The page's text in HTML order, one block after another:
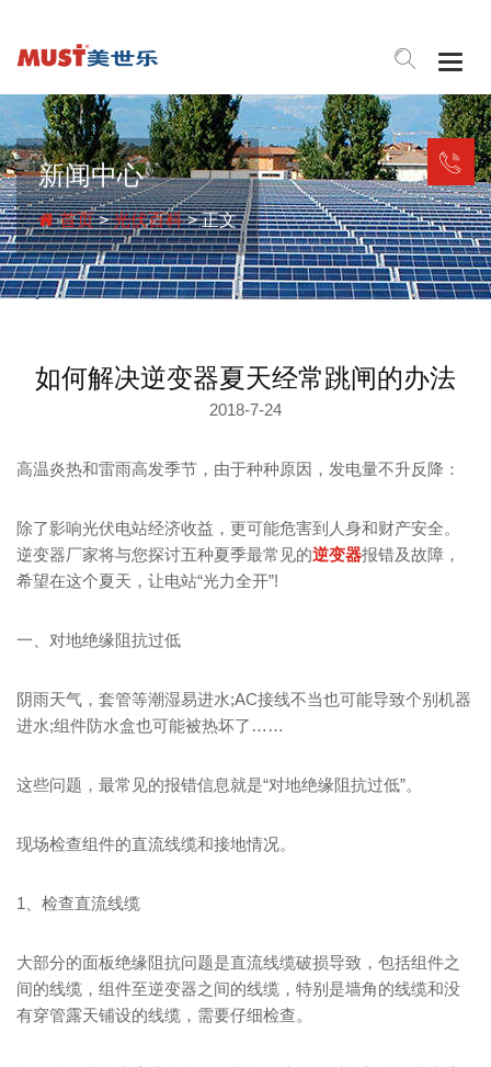
新闻中心
首页>光伏百科> 正文
如何解决逆变器夏天经常跳闸的办法
2018-7-24
高温炎热和雷雨高发季节，由于种种原因，发电量不升反降：
除了影响光伏电站经济收益，更可能危害到人身和财产安全。
逆变器厂家将与您探讨五种夏季最常见的逆变器报错及故障，
希望在这个夏天，让电站“光力全开”!
一、对地绝缘阻抗过低
阴雨天气，套管等潮湿易进水;AC接线不当也可能导致个别机器
进水;组件防水盒也可能被热坏了……
这些问题，最常见的报错信息就是“对地绝缘阻抗过低”。
现场检查组件的直流线缆和接地情况。
1、检查直流线缆
大部分的面板绝缘阻抗问题是直流线缆破损导致，包括组件之
间的线缆，组件至逆变器之间的线缆，特别是墙角的线缆和没
有穿管露天铺设的线缆，需要仔细检查。